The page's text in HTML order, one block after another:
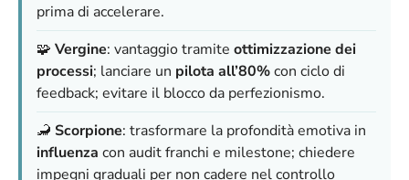
prima di accelerare.
🧩 Vergine: vantaggio tramite ottimizzazione dei
processi; lanciare un pilota all’80%con ciclo di
feedback; evitare il blocco da perfezionismo.
🦂 Scorpione: trasformare la profondità emotiva in
influenza con audit franchi e milestone; chiedere
impegni graduali per non cadere nel controllo